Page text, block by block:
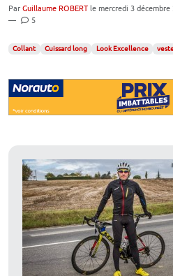
Par Guillaume ROBERT le mercredi 3
—
5
Collant Cuissard long Look Excellence